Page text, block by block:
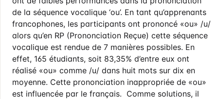
de la séquence vocalique ‘ou’. En tant qu’apprenants
francophones, les participants ont prononcé «ou» /u/
alors qu’en RP (Prononciation Reçue) cette séquence
vocalique est rendue de 7 manières possibles. En
effet, 165 étudiants, soit 83,35% d’entre eux ont
réalisé «ou» comme /u/ dans huit mots sur dix en
moyenne. Cette prononciation inappropriée de «ou»
est influencée par le français. Comme solutions, il